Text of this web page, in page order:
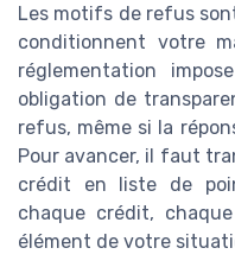
Les motifs de refus
conditionnent votre
réglementation
obligation de
refus, même si la
Pour avancer, il faut
crédit en liste de
chaque crédit,
élément de votre